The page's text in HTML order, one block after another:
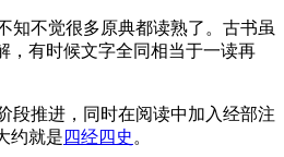
知不觉很多原典都读熟了。古书虽
，有时候文字全同相当于一读再
段推进，同时在阅读中加入经部注
约就是 四经四史 。